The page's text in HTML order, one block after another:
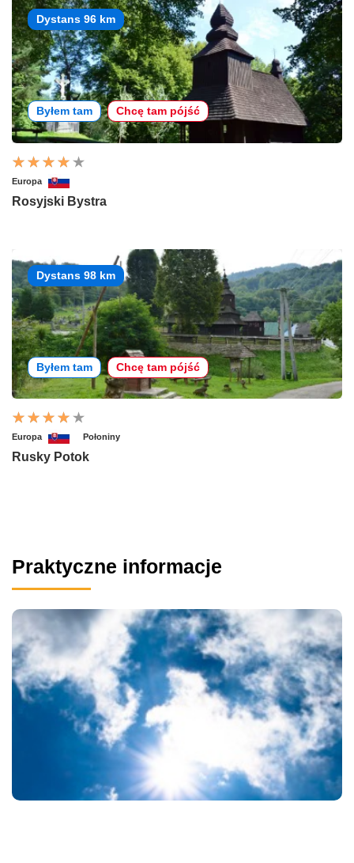
Dystans 96 km
Byłem tam Chcę tam pójść
Europa
Rosyjski Bystra
Dystans 98 km
Byłem tam Chcę tam pójść
Europa Połoniny
Rusky Potok
Praktyczne informacje